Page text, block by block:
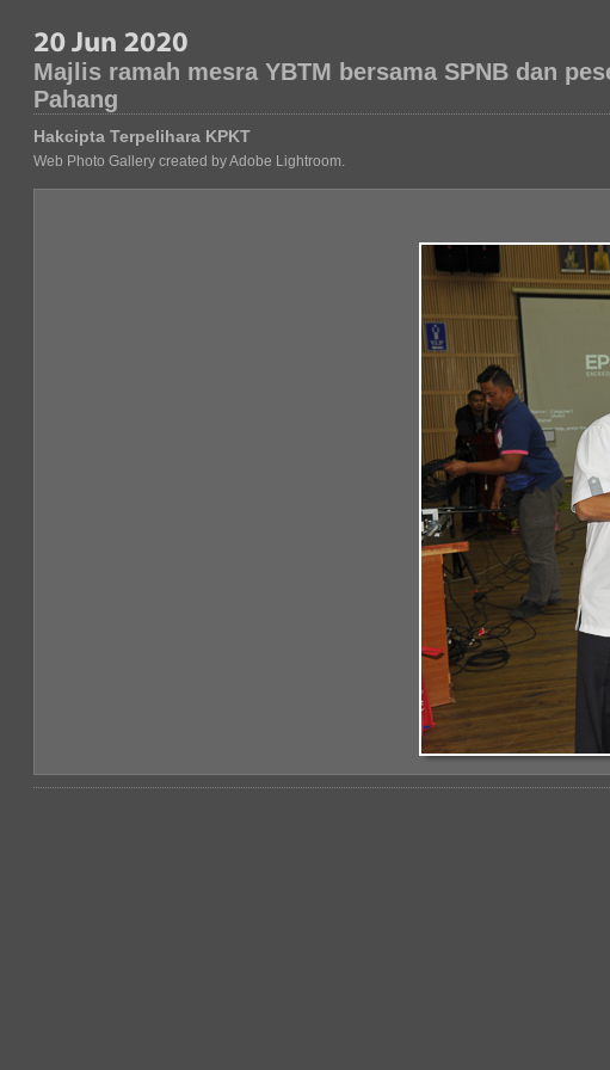
Majlis ramah mesra YBTM bersama SPNB dan
Pahang
Hakcipta Terpelihara KPKT
Web Photo Gallery created by Adobe Lightroom.